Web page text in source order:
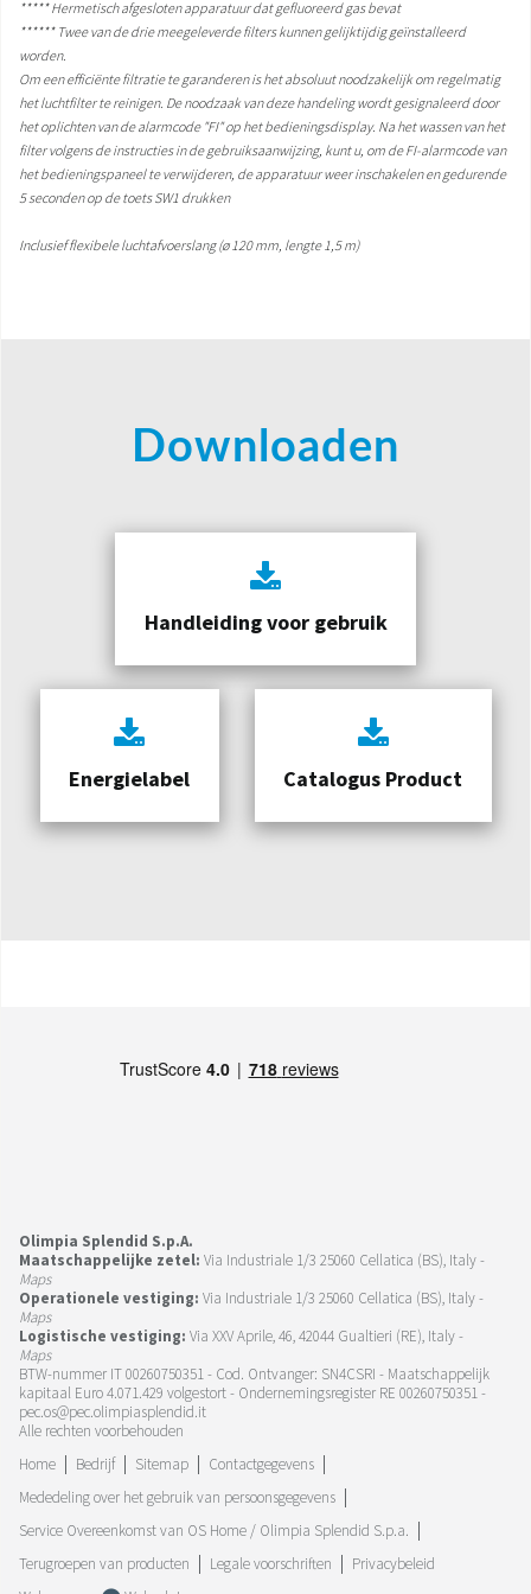
***** Hermetisch afgesloten apparatuur dat gefluoreerd gas bevat
****** Twee van de drie meegeleverde filters kunnen gelijktijdig geïnstalleerd
worden.
Om een efficiënte filtratie te garanderen is het absoluut noodzakelijk om regelmatig
het luchtfilter te reinigen. De noodzaak van deze handeling wordt gesignaleerd door
het oplichten van de alarmcode "FI" op het bedieningsdisplay. Na het wassen van het
filter volgens de instructies in de gebruiksaanwijzing, kunt u, om de FI-alarmcode van
het bedieningspaneel te verwijderen, de apparatuur weer inschakelen en gedurende
5 seconden op de toets SW1 drukken
Inclusief flexibele luchtafvoerslang (ø 120 mm, lengte 1,5 m)
Downloaden
Handleiding voor gebruik
Energielabel Catalogus Product
Olimpia Splendid S.p.A.
Maatschappelijke zetel: Via Industriale 1/3 25060 Cellatica (BS), Italy -
Maps
Operationele vestiging: Via Industriale 1/3 25060 Cellatica (BS), Italy -
Maps
Logistische vestiging: Via XXV Aprile, 46, 42044 Gualtieri (RE), Italy -
Maps
BTW-nummer IT 00260750351 - Cod. Ontvanger: SN4CSRI - Maatschappelijk
kapitaal Euro 4.071.429 volgestort - Ondernemingsregister RE 00260750351 -
pec.os@pec.olimpiasplendid.it
Alle rechten voorbehouden
Home
Bedrijf Sitemap
Contactgegevens
Mededeling over het gebruik van persoonsgegevens
Service Overeenkomst van OS Home / Olimpia Splendid S.p.a.
Terugroepen van producten
Legale voorschriften
Privacybeleid